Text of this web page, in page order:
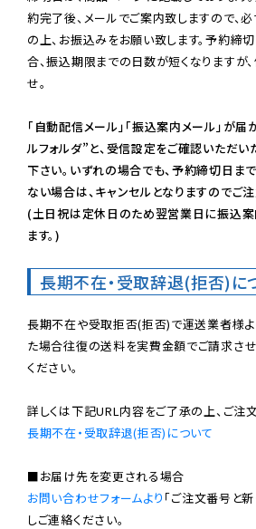
約完了後、メールでご案内致しますので、
の上、お振込みをお願い致します。予約締
合、振込期限までの日数が短くなりますが
せ。
「自動配信メール」「振込案内メール」が
ルフォルダ”と、受信設定をご確認いただい
下さい。いずれの場合でも、予約締切日ま
ない場合は、キャンセルとなりますのでご
(土日祝は定休日のため翌営業日に振込案
ます。)
長期不在・受取辞退(拒否)に
長期不在や受取拒否(拒否)で運送業者様
た場合往復の送料を実費金額でご請求さ
ください。
長期不在・受取辞退(拒否)について
お問い合わせフォームより 「ご注文番号と
しご連絡ください。